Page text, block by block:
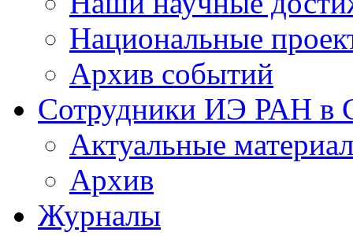
Национальные
Архив событий
Сотрудники ИЭ РАН
Актуальные
Архив
Журналы